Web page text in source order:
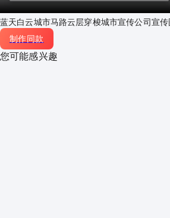
蓝天白云城市马路云层穿梭城市宣传公司宣
制作同款
您可能感兴趣